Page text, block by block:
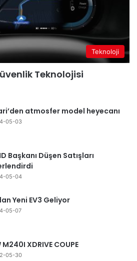
Teknoloji
Teknolojisi
atmosfer model heyecanı
05-03
Başkanı Düşen Satışları
05-04
Yeni EV3 Geliyor
05-07
M240I XDRIVE COUPE
05-30